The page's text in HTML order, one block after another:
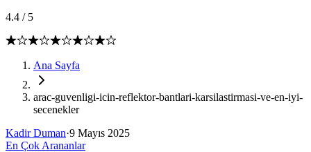
4.4 / 5
Ana Sayfa
arac-guvenligi-icin-reflektor-bantlari-karsilastirmasi-ve-en-iyi-
secenekler
Kadir Duman·9 Mayıs 2025
En Çok Arananlar